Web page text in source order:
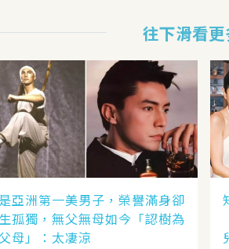
往下滑看
亞洲第一美男子，榮譽滿身卻
孤獨，無父無母如今「認樹為
母」：太凄涼